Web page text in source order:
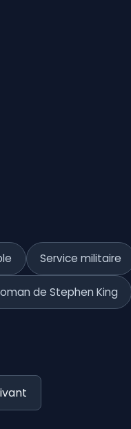
Service militaire
de Stephen King